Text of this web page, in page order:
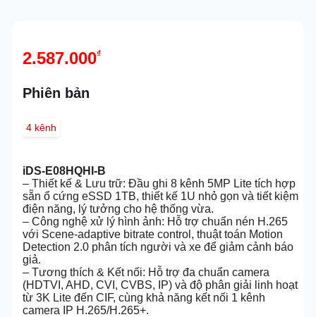
2.587.000₫
Phiên bản
4 kênh
iDS-E08HQHI-B
– Thiết kế & Lưu trữ: Đầu ghi 8 kênh 5MP Lite tích hợp
sẵn ổ cứng eSSD 1TB, thiết kế 1U nhỏ gọn và tiết kiệm
điện năng, lý tưởng cho hệ thống vừa.
– Công nghệ xử lý hình ảnh: Hỗ trợ chuẩn nén H.265
với Scene-adaptive bitrate control, thuật toán Motion
Detection 2.0 phân tích người và xe để giảm cảnh báo
giả.
– Tương thích & Kết nối: Hỗ trợ đa chuẩn camera
(HDTVI, AHD, CVI, CVBS, IP) và độ phân giải linh hoạt
từ 3K Lite đến CIF, cùng khả năng kết nối 1 kênh
camera IP H.265/H.265+.